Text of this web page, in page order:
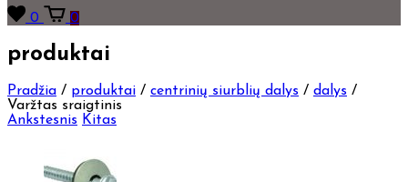
0 0
produktai
Pradžia / produktai / centrinių siurblių dalys / dalys /
Varžtas sraigtinis
Ankstesnis Kitas